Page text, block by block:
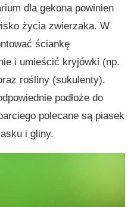
dla gekona powinien
życia zwierzaka. W
ściankę
i umieścić kryjówki (np.
rośliny (sukulenty).
podłoże do
polecane są piasek
i gliny.